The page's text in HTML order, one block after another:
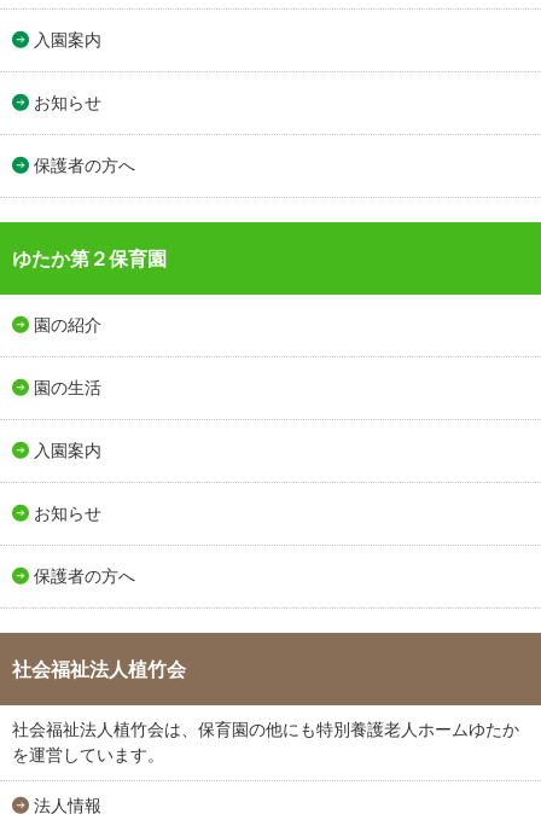
入園案内
お知らせ
保護者の方へ
ゆたか第２保育園
園の紹介
園の生活
入園案内
お知らせ
保護者の方へ
社会福祉法人植竹会
社会福祉法人植竹会は、保育園の他にも特別養護老人ホームゆたか
を運営しています。
法人情報